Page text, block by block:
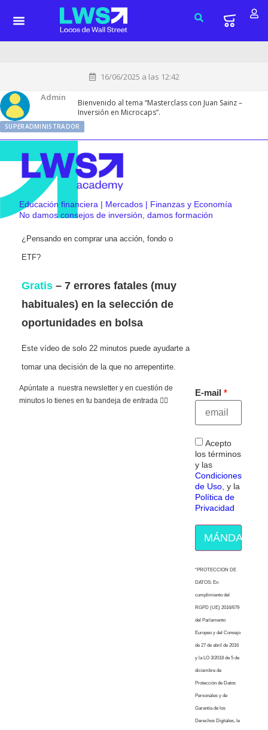
16/06/2025 a las 12:42
Admin
SUPERADMINISTRADOR
Bienvenido al tema “Masterclass con Juan Sainz –
Inversión en Microcaps”.
Educación financiera | Mercados | Finanzas y Economía
No damos consejos de inversión, damos formación
¿Pensando en comprar una acción, fondo o
ETF?
Gratis – 7 errores fatales (muy
habituales) en la selección de
oportunidades en bolsa
Este vídeo de solo 22 minutos puede ayudarte a
tomar una decisión de la que no arrepentirte.
Apúntate a nuestra newsletter y en cuestión de
minutos lo tienes en tu bandeja de entrada 👇🏻
E-mail
Acepto
los términos
y las
Condiciones
de Uso, y la
Política de
Privacidad
MÁNDAME
“PROTECCION DE
DATOS: En
cumplimiento del
RGPD (UE) 2016/679
del Parlamento
Europeo y del Consejo
de 27 de abril de 2016
y la LO 3/2018 de 5 de
diciembre de
Protección de Datos
Personales y de
Garantía de los
Derechos Digitales, le